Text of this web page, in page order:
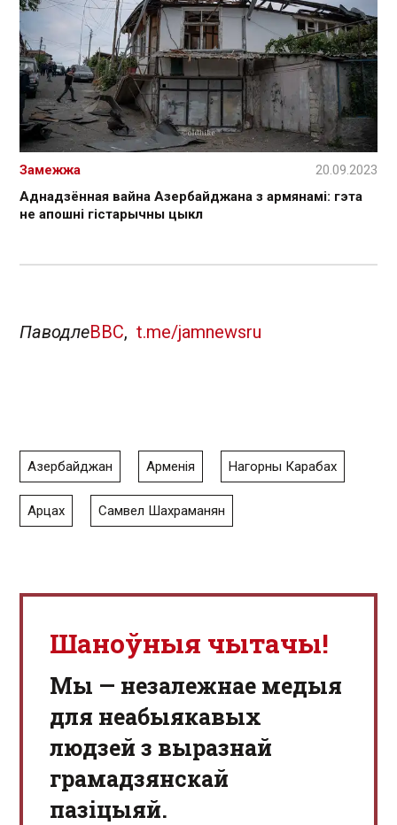
Аднадзённая вайна Азербайджана з армянамі: гэта
не апошні гістарычны цыкл
Замежжа 20.09.2023
ПаводлеВВС, t.me/jamnewsru
Азербайджан Арменія Нагорны Карабах
Арцах Самвел Шахраманян
Шаноўныя чытачы!
Мы — незалежнае медыя
для неабыякавых
людзей з выразнай
грамадзянскай
пазіцыяй.